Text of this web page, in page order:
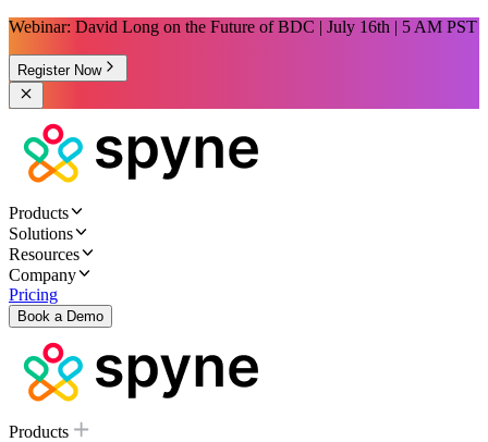
Webinar: David Long on the Future of BDC | July 16th | 5 AM PST
Register Now
Products
Solutions
Resources
Company
Pricing
Book a Demo
Products